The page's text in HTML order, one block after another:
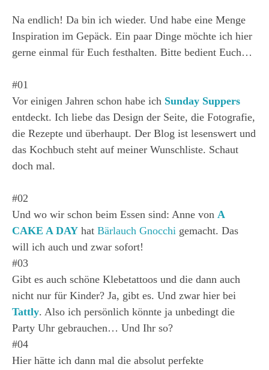
Na endlich! Da bin ich wieder. Und habe eine Menge
Inspiration im Gepäck. Ein paar Dinge möchte ich hier
gerne einmal für Euch festhalten. Bitte bedient Euch…
#01
Vor einigen Jahren schon habe ich Sunday Suppers
entdeckt. Ich liebe das Design der Seite, die Fotografie,
die Rezepte und überhaupt. Der Blog ist lesenswert und
das Kochbuch steht auf meiner Wunschliste. Schaut
doch mal.
#02
Und wo wir schon beim Essen sind: Anne von A
CAKE A DAY hat Bärlauch Gnocchi gemacht. Das
will ich auch und zwar sofort!
#03
Gibt es auch schöne Klebetattoos und die dann auch
nicht nur für Kinder? Ja, gibt es. Und zwar hier bei
Tattly. Also ich persönlich könnte ja unbedingt die
Party Uhr gebrauchen… Und Ihr so?
#04
Hier hätte ich dann mal die absolut perfekte